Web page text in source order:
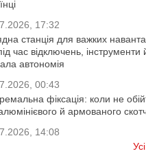
17:32
станція для важких
час відключень, інструменти
автономія
00:43
фіксація: коли не
й армованого
14:08